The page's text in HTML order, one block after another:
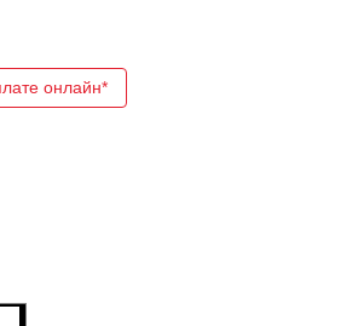
онлайн*